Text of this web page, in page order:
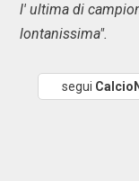
l' ultima di
lontanissima".
segui